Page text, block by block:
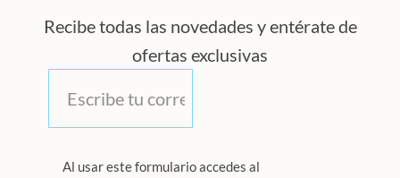
Recibe todas las novedades y entérate de
ofertas exclusivas
Privacidad
Al usar este formulario accedes al